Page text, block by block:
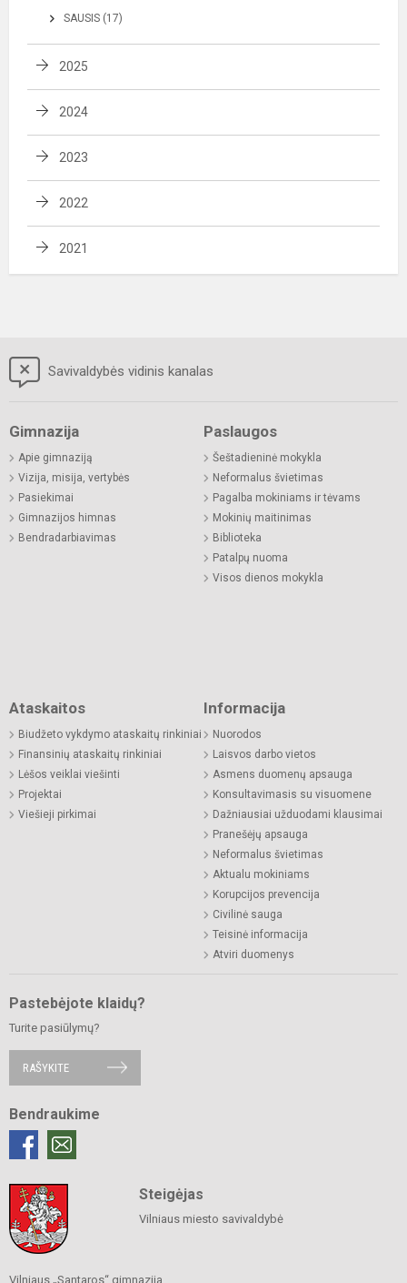
SAUSIS (17)
2025
2024
2023
2022
2021
Savivaldybės vidinis kanalas
Gimnazija
Apie gimnaziją
Vizija, misija, vertybės
Pasiekimai
Gimnazijos himnas
Bendradarbiavimas
Paslaugos
Šeštadieninė mokykla
Neformalus švietimas
Pagalba mokiniams ir tėvams
Mokinių maitinimas
Biblioteka
Patalpų nuoma
Visos dienos mokykla
Ataskaitos
Biudžeto vykdymo ataskaitų rinkiniai
Finansinių ataskaitų rinkiniai
Lėšos veiklai viešinti
Projektai
Viešieji pirkimai
Informacija
Nuorodos
Laisvos darbo vietos
Asmens duomenų apsauga
Konsultavimasis su visuomene
Dažniausiai užduodami klausimai
Pranešėjų apsauga
Neformalus švietimas
Aktualu mokiniams
Korupcijos prevencija
Civilinė sauga
Teisinė informacija
Atviri duomenys
Pastebėjote klaidų?
Turite pasiūlymų?
RAŠYKITE
Bendraukime
Steigėjas
Vilniaus miesto savivaldybė
Vilniaus „Santaros“ gimnazija